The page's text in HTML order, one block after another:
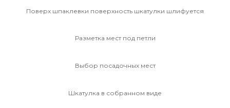
Поверх шпаклевки поверхность шкатулки шлифуется
Разметка мест под петли
Выбор посадочных мест
Шкатулка в собранном виде